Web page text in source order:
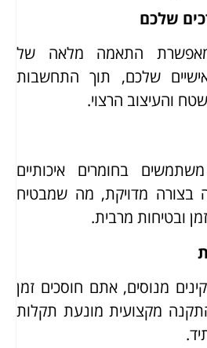
שלכם
התאמה מלאה של
שלכם, תוך התחשבות
והעיצוב הרצוי.
בחומרים איכותיים
בצורה מדויקת, מה שמבטיח
ובטיחות מרבית.
מנוסים, אתם חוסכים זמן
מקצועית מונעת תקלות